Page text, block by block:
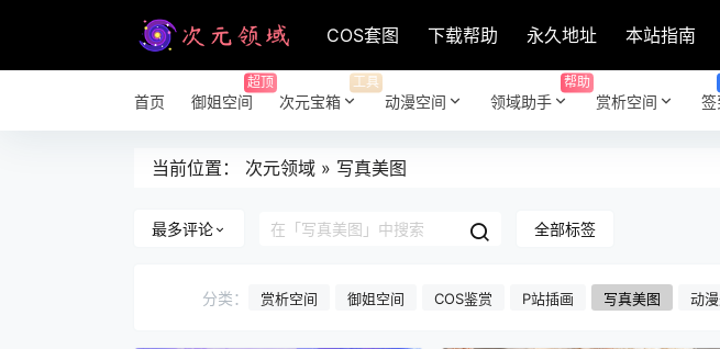
COS套图 下载帮助 永久地址 本站指南
首页 御姐空间
超顶
次元宝箱
工具
动漫空间 领域助手
帮助
赏析空间 签
当前位置： 次元领域 » 写真美图
最多评论 全部标签
分类： 赏析空间 御姐空间 COS鉴赏 P站插画 写真美图 动